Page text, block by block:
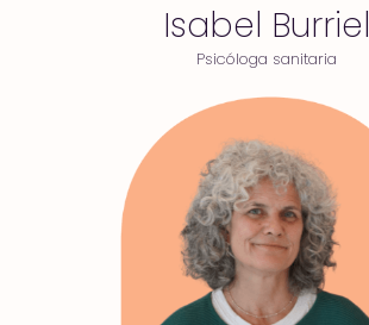
Isabel Burriel
Psicóloga sanitaria